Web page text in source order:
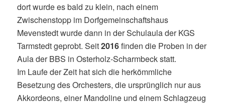
dort wurde es bald zu klein, nach einem
Zwischenstopp im Dorfgemeinschaftshaus
Mevenstedt wurde dann in der Schulaula der KGS
Tarmstedt geprobt. Seit2016finden die Proben in der
Aula der BBS in Osterholz-Scharmbeck statt.
Im Laufe der Zeit hat sich die herkömmliche
Besetzung des Orchesters, die ursprünglich nur aus
Akkordeons, einer Mandoline und einem Schlagzeug